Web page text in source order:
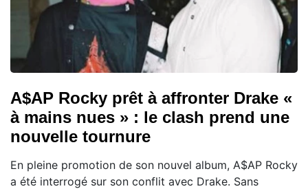
A$AP Rocky prêt à affronter Drake «
à mains nues » : le clash prend une
nouvelle tournure
En pleine promotion de son nouvel album, A$AP Rocky
a été interrogé sur son conflit avec Drake. Sans